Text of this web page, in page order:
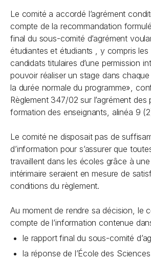
Le comité a accordé l’agrément
compte de la recommandation
final du sous-comité d’agrément
étudiantes et étudiants , y compris
candidats titulaires d’une permission
pouvoir réaliser un stage dans
la durée normale du programme»,
Règlement 347/02 sur l’agrément des
formation des enseignants, alinéa 9
Le comité ne disposait pas de
d’information pour s’assurer que
travaillent dans les écoles grâce à
intérimaire seraient en mesure de
conditions du règlement.
Au moment de rendre sa décision, le
compte de l’information contenue
le rapport final du sous-comité
la réponse de l’École des